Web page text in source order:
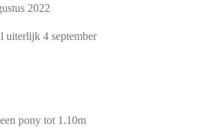
2022
uiterlijk 4 september
pony tot 1.10m